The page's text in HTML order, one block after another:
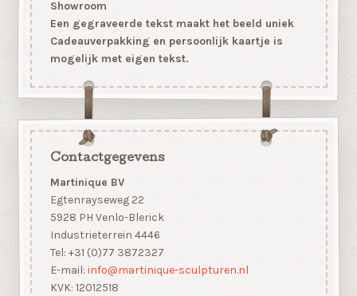
Showroom
Een gegraveerde tekst maakt het beeld uniek
Cadeauverpakking en persoonlijk kaartje is
mogelijk met eigen tekst.
Contactgegevens
Martinique BV
Egtenrayseweg 22
5928 PH Venlo-Blerick
Industrieterrein 4446
Tel: +31 (0)77 3872327
E-mail: info@martinique-sculpturen.nl
KVK: 12012518